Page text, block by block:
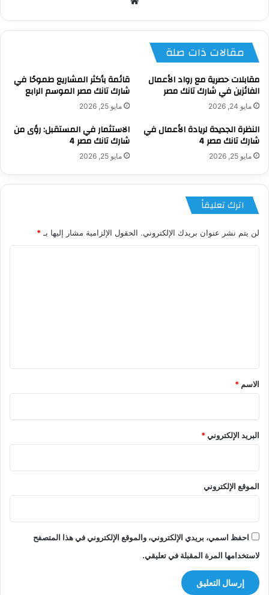
مقالات ذات صلة
مقابلات حصرية مع رواد الأعمال
الفائزين في شارك تانك مصر
مايو 24, 2026
قائمة بأكثر المشاريع طموحًا في
شارك تانك مصر الموسم الرابع
مايو 25, 2026
النظرة الجديدة لريادة الأعمال في
شارك تانك مصر 4
مايو 25, 2026
الاستثمار في المستقبل: رؤى من
شارك تانك مصر 4
مايو 25, 2026
اترك تعليقاً
لن يتم نشر عنوان بريدك الإلكتروني. الحقول الإلزامية مشار إليها بـ *
*
الاسم *
البريد الإلكتروني*
الموقع الإلكتروني
احفظ اسمي، بريدي الإلكتروني، والموقع الإلكتروني في هذا المتصفح
لاستخدامها المرة المقبلة في تعليقي.